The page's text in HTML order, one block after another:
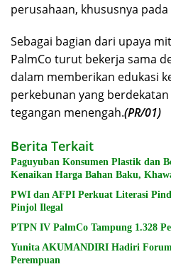
perusahaan, khususnya pada
Sebagai bagian dari upaya
PalmCo turut bekerja sama
dalam memberikan edukasi
perkebunan yang
tegangan menengah.(PR/01)
Berita Terkait
Paguyuban Konsumen Plastik dan
Kenaikan Harga Bahan Baku,
PWI dan AFPI Perkuat Literasi
Pinjol Ilegal
PTPN IV PalmCo Tampung 1.328
Yunita AKUMANDIRI Hadiri
Perempuan